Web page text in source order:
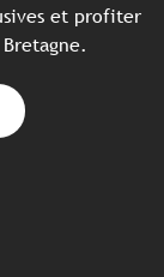
et profiter